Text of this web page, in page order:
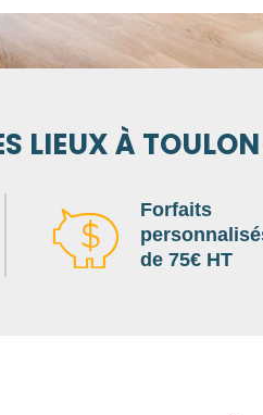
LIEUX À
Forfaits
de 75€ HT